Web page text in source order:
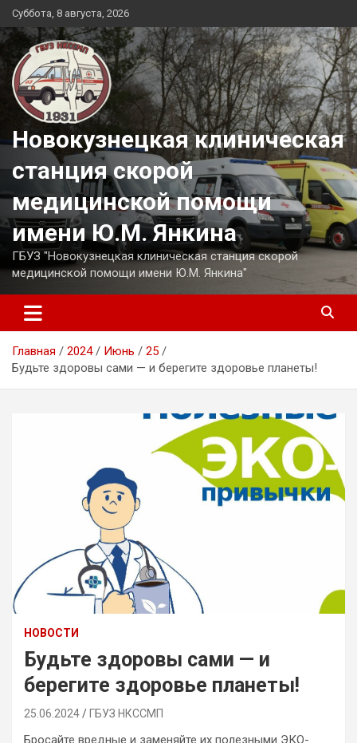
Перейти
к
содержимому
Суббота, 8 августа, 2026
Новокузнецкая клиническая
станция скорой
медицинской помощи
имени Ю.М. Янкина
ГБУЗ "Новокузнецкая клиническая станция скорой
медицинской помощи имени Ю.М. Янкина"
Главная 2024 Июнь
25
Будьте здоровы сами — и берегите здоровье планеты!
НОВОСТИ
Будьте здоровы сами — и
берегите здоровье планеты!
25.06.2024 ГБУЗ НКССМП
Бросайте вредные и заменяйте их полезными ЭКО-